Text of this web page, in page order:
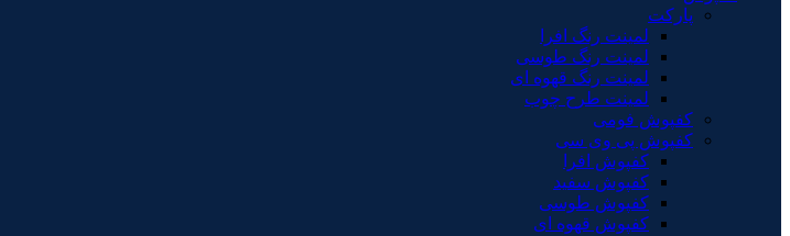
پارکت
لمینت رنگ افرا
لمینت رنگ طوسی
لمینت رنگ قهوه ای
لمینت طرح چوب
کفپوش فومی
کفپوش پی وی سی
کفپوش افرا
کفپوش سفید
کفپوش طوسی
کفپوش قهوه ای